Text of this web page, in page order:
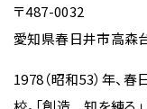
〒487-0032
愛知県春日井市高森
1978（昭和53）年、